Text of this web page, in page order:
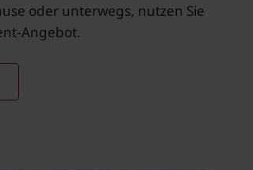
oder unterwegs, nutzen Sie
Angebot.